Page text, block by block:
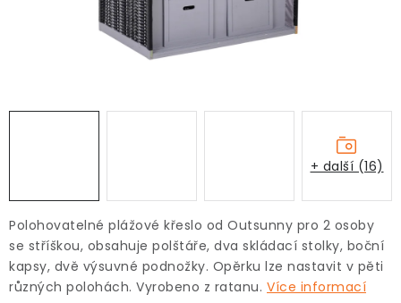
Polohovatelné plážové křeslo od Outsunny pro 2 osoby
se stříškou, obsahuje polštáře, dva skládací stolky, boční
kapsy, dvě výsuvné podnožky. Opěrku lze nastavit v pěti
různých polohách. Vyrobeno z ratanu. Více informací
+ další (16)